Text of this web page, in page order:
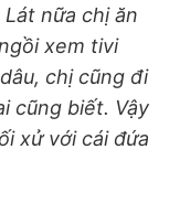
nữa chị ăn
xem tivi
chị cũng đi
cũng biết. Vậy
xử với cái đứa